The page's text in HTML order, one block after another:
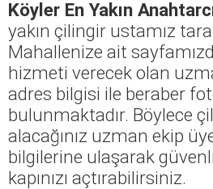
Köyler En Yakın
yakın çilingir ustamız
Mahallenize ait
hizmeti verecek olan
adres bilgisi ile beraber
bulunmaktadır. Böylece
alacağınız uzman ekip
bilgilerine ulaşarak
kapınızı açtırabilirsiniz.